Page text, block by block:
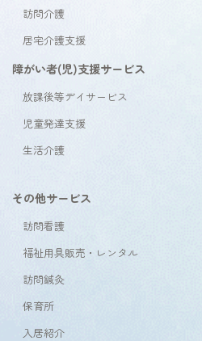
訪問介護
居宅介護支援
障がい者(児)支援サービス
放課後等デイサービス
児童発達支援
生活介護
その他サービス
訪問看護
福祉用具販売・レンタル
訪問鍼灸
保育所
入居紹介